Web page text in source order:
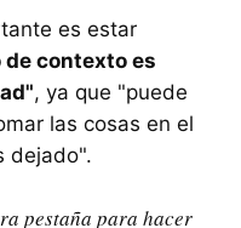
es estar
de contexto es
, ya que "puede
las cosas en el
dejado".
pestaña para hacer